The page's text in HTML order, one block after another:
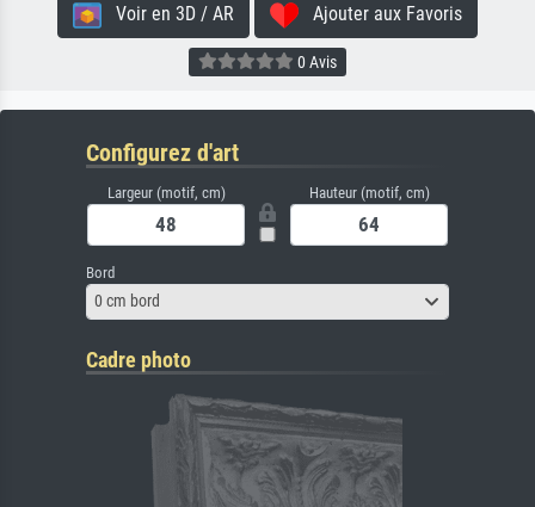
Voir en 3D / AR Ajouter aux Favoris
0 Avis
Configurez d'art
Largeur (motif, cm) Hauteur (motif, cm)
Bord
0 cm bord
Cadre photo